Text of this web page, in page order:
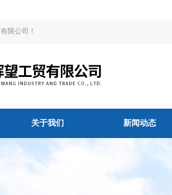
限公司！
关于我们 新闻动态